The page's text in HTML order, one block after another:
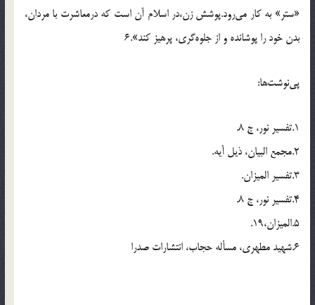
«ستر» به كار مي‌رود.پوشش زن،در اسلام آن است كه درمعاشرت با مردان،
بدن خود را پوشانده و از جلوه‌گري، پرهيز كند».6
پی‌نوشت‌ها:
1.تفسير نور، ج 8.
2.مجمع البيان، ذيل آيه.
3.تفسير الميزان.
4.تفسير نور، ج 8.
5.الميزان،19.
6.شهيد مطهري، مسأله حجاب، انتشارات صدرا